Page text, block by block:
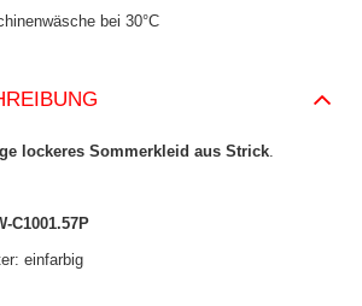
bei 30°C
lockeres Sommerkleid aus Strick
C1001.57P
einfarbig